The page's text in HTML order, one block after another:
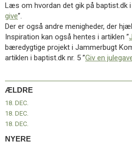
MyanmarForrige
indlæg:
Julegaven
der
holder
Læs om hvordan det gik på baptist.dk i
give”.
Der er også andre menigheder, der
Inspiration kan også hentes i artiklen ”
bæredygtige projekt i Jammerbugt
artiklen i baptist.dk nr. 5 ”Giv en
ÆLDRE
18. DEC.
18. DEC.
18. DEC.
NYERE